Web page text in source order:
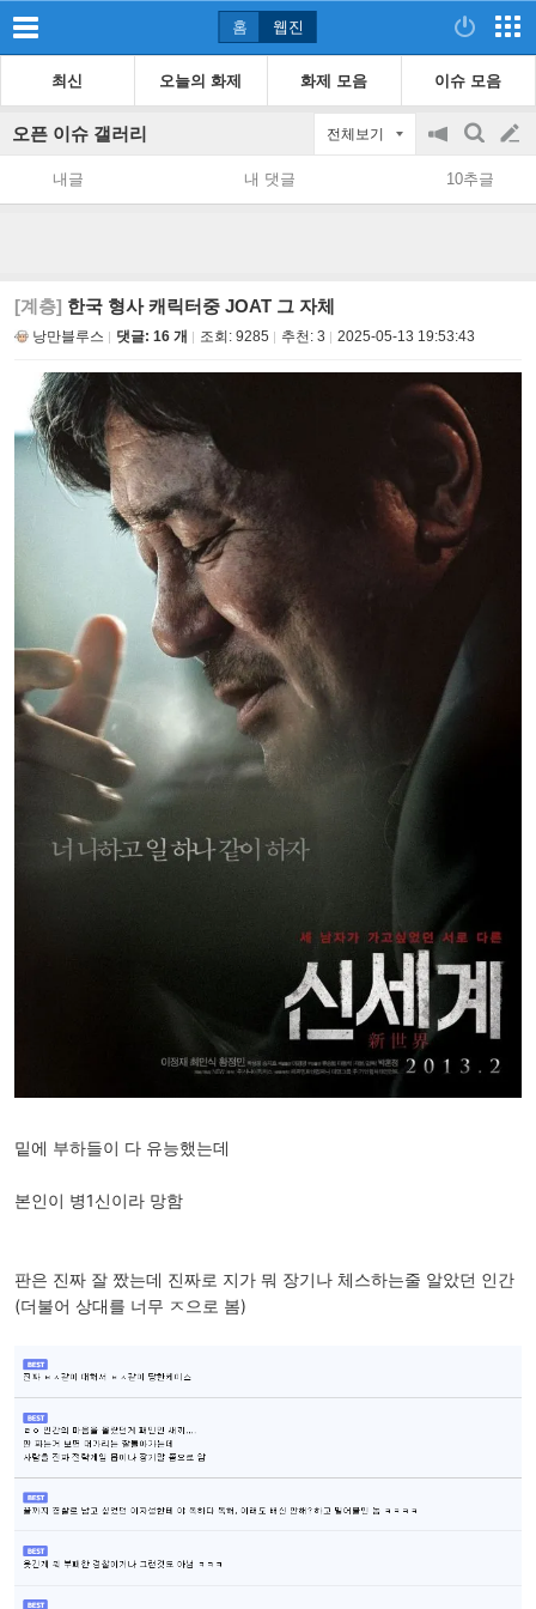
홈 웹진
최신 오늘의 화제 화제 모음 이슈 모음
오픈 이슈 갤러리 전체보기
공
지
on/off
검
색
글
쓰
내글 내 댓글 10추글
[계층] 한국 형사 캐릭터중 JOAT 그 자체
낭만블루스 댓글: 16 개 조회: 9285 추천: 3 2025-05-13 19:53:43
밑에 부하들이 다 유능했는데
본인이 병1신이라 망함
판은 진짜 잘 짰는데 진짜로 지가 뭐 장기나 체스하는줄 알았던 인간
(더불어 상대를 너무 ㅈ으로 봄)